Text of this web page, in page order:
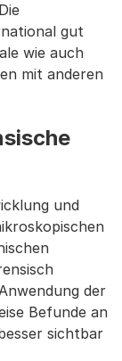
gut
wie auch
mit anderen
und
der
Befunde an
sichtbar